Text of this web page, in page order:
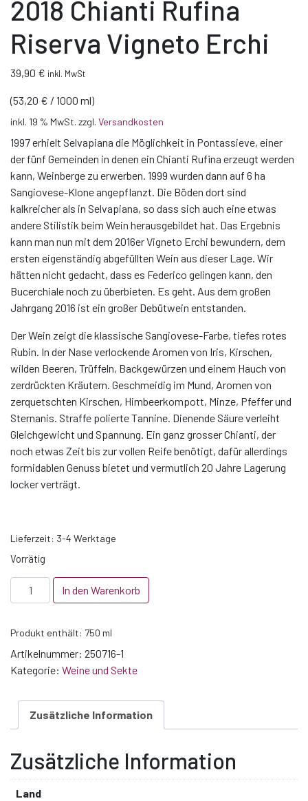
2018 Chianti Rufina
Riserva Vigneto Erchi
39,90 € inkl. MwSt
(53,20 € / 1000 ml)
inkl. 19 % MwSt. zzgl. Versandkosten
1997 erhielt Selvapiana die Möglichkeit in Pontassieve, einer
der fünf Gemeinden in denen ein Chianti Rufina erzeugt werden
kann, Weinberge zu erwerben. 1999 wurden dann auf 6 ha
Sangiovese-Klone angepflanzt. Die Böden dort sind
kalkreicher als in Selvapiana, so dass sich auch eine etwas
andere Stilistik beim Wein herausgebildet hat. Das Ergebnis
kann man nun mit dem 2016er Vigneto Erchi bewundern, dem
ersten eigenständig abgefüllten Wein aus dieser Lage. Wir
hätten nicht gedacht, dass es Federico gelingen kann, den
Bucerchiale noch zu überbieten. Es geht. Aus dem großen
Jahrgang 2016 ist ein großer Debütwein entstanden.
Der Wein zeigt die klassische Sangiovese-Farbe, tiefes rotes
Rubin. In der Nase verlockende Aromen von Iris, Kirschen,
wilden Beeren, Trüffeln, Backgewürzen und einem Hauch von
zerdrückten Kräutern. Geschmeidig im Mund, Aromen von
zerquetschten Kirschen, Himbeerkompott, Minze, Pfeffer und
Sternanis. Straffe polierte Tannine. Dienende Säure verleiht
Gleichgewicht und Spannung. Ein ganz grosser Chianti, der
noch etwas Zeit bis zur vollen Reife benötigt, dafür allerdings
formidablen Genuss bietet und vermutlich 20 Jahre Lagerung
locker verträgt.
Lieferzeit: 3-4 Werktage
Vorrätig
2018
Chianti
Riserva
Vigneto
Erchi
In den Warenkorb
Produkt enthält: 750 ml
Artikelnummer: 250716-1
Kategorie: Weine und Sekte
Zusätzliche Information
Zusätzliche Information
Land